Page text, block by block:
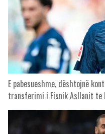
E pabesueshme, dështojnë
transferimi i Fisnik Asllanit te